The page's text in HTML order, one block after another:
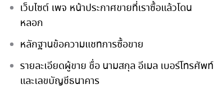
เว็บไซต์ เพจ หน้าประกาศขายที่เราซื้อแล้วโดน
หลอก
หลักฐานข้อความแชทการซื้อขาย
รายละเอียดผู้ขาย ชื่อ นามสกุล อีเมล เบอร์โทรศัพท์
และเลขบัญชีธนาคาร